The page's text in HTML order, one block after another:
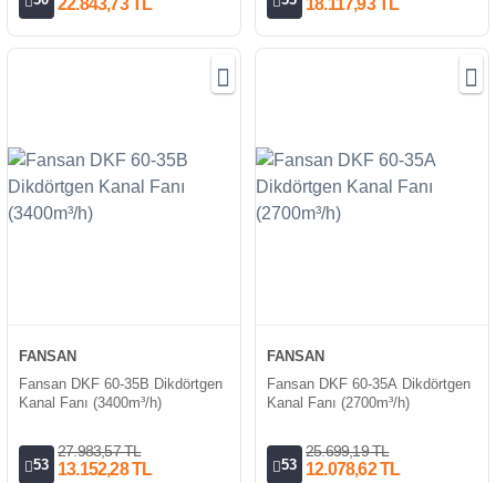
22.843,73 TL 18.117,93 TL
FANSAN
Fansan DKF 60-35B Dikdörtgen
Kanal Fanı (3400m³/h)
53
27.983,57 TL
13.152,28 TL
FANSAN
Fansan DKF 60-35A Dikdörtgen
Kanal Fanı (2700m³/h)
53
25.699,19 TL
12.078,62 TL